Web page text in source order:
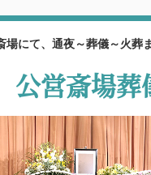
詳しく見る
用したいと感じ
もお勧めしよう
場にて、通夜～葬儀～火葬
公営斎場葬